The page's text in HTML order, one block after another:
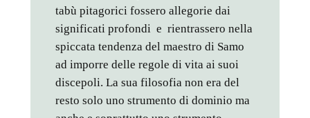
tabù pitagorici fossero allegorie dai
significati profondi e rientrassero nella
spiccata tendenza del maestro di Samo
ad imporre delle regole di vita ai suoi
discepoli. La sua filosofia non era del
resto solo uno strumento di dominio ma